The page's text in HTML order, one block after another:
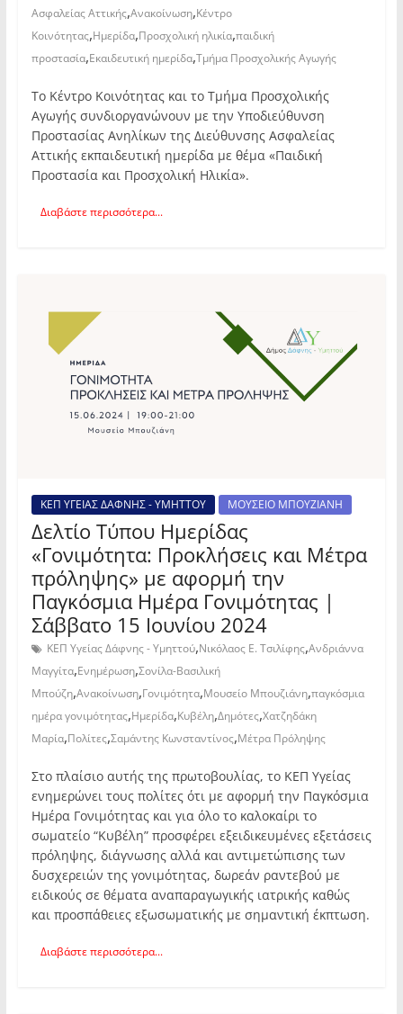
Ασφαλείας Αττικής,Ανακοίνωση,Κέντρο
Κοινότητας,Ημερίδα,Προσχολική ηλικία,παιδική
προστασία,Εκαιδευτική ημερίδα,Τμήμα Προσχολικής Αγωγής
Το Κέντρο Κοινότητας και το Τμήμα Προσχολικής
Αγωγής συνδιοργανώνουν με την Υποδιεύθυνση
Προστασίας Ανηλίκων της Διεύθυνσης Ασφαλείας
Αττικής εκπαιδευτική ημερίδα με θέμα «Παιδική
Προστασία και Προσχολική Ηλικία».
Διαβάστε περισσότερα...
ΚΕΠ ΥΓΕΙΑΣ ΔΑΦΝΗΣ - ΥΜΗΤΤΟΥ ΜΟΥΣΕΙΟ ΜΠΟΥΖΙΑΝΗ
Δελτίο Τύπου Ημερίδας
«Γονιμότητα: Προκλήσεις και Μέτρα
πρόληψης» με αφορμή την
Παγκόσμια Ημέρα Γονιμότητας |
Σάββατο 15 Ιουνίου 2024
ΚΕΠ Υγείας Δάφνης - Υμηττού,Νικόλαος Ε. Τσιλίφης,Ανδριάννα
Μαγγίτα,Ενημέρωση,Σονίλα-Βασιλική
Μπούζη,Ανακοίνωση,Γονιμότητα,Μουσείο Μπουζιάνη,παγκόσμια
ημέρα γονιμότητας,Ημερίδα,Κυβέλη,Δημότες,Χατζηδάκη
Μαρία,Πολίτες,Σαμάντης Κωνσταντίνος,Μέτρα Πρόληψης
Στο πλαίσιο αυτής της πρωτοβουλίας, το ΚΕΠ Υγείας
ενημερώνει τους πολίτες ότι με αφορμή την Παγκόσμια
Ημέρα Γονιμότητας και για όλο το καλοκαίρι το
σωματείο “Κυβέλη” προσφέρει εξειδικευμένες εξετάσεις
πρόληψης, διάγνωσης αλλά και αντιμετώπισης των
δυσχερειών της γονιμότητας, δωρεάν ραντεβού με
ειδικούς σε θέματα αναπαραγωγικής ιατρικής καθώς
και προσπάθειες εξωσωματικής με σημαντική έκπτωση.
Διαβάστε περισσότερα...